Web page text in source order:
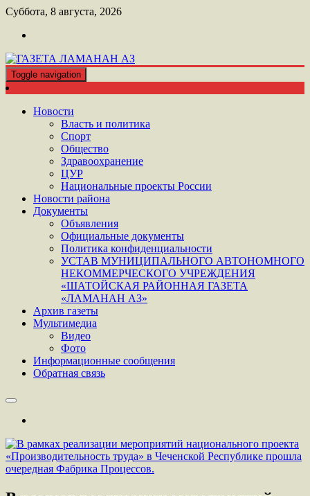
Перейти
контенту
Суббота, 8 августа, 2026
ГАЗЕТА ЛАМАНАН АЗ
ШАТОЙСКАЯ ГАЗЕТА ЛАМАНАН АЗ
Toggle navigation
Новости
Власть и политика
Спорт
Общество
Здравоохранение
ЦУР
Национальные проекты России
Новости района
Документы
Объявления
Официальные документы
Политика конфиденциальности
УСТАВ МУНИЦИПАЛЬНОГО АВТОНОМНОГО
НЕКОММЕРЧЕСКОГО УЧРЕЖДЕНИЯ
«ШАТОЙСКАЯ РАЙОННАЯ ГАЗЕТА
«ЛАМАНАН АЗ»
Архив газеты
Мультимедиа
Видео
Фото
Информационные сообщения
Обратная связь